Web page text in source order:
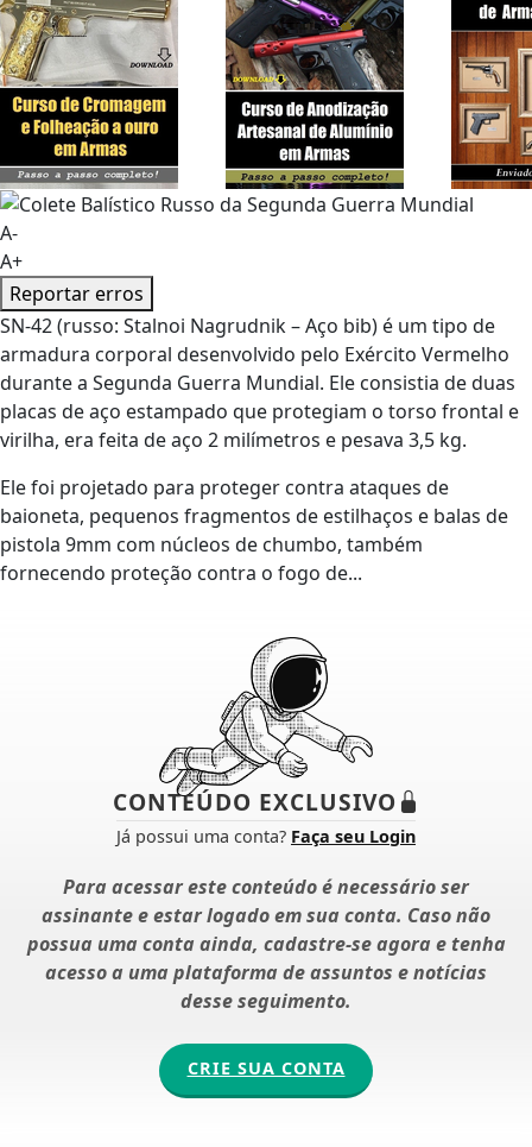
A-
A+
Reportar erros
SN-42 (russo: Stalnoi Nagrudnik – Aço bib) é um tipo de
armadura corporal desenvolvido pelo Exército Vermelho
durante a Segunda Guerra Mundial. Ele consistia de duas
placas de aço estampado que protegiam o torso frontal e
virilha, era feita de aço 2 milímetros e pesava 3,5 kg.
Ele foi projetado para proteger contra ataques de
baioneta, pequenos fragmentos de estilhaços e balas de
pistola 9mm com núcleos de chumbo, também
fornecendo proteção contra o fogo de...
CONTEÚDO EXCLUSIVO
Já possui uma conta? Faça seu Login
Para acessar este conteúdo é necessário ser
assinante e estar logado em sua conta. Caso não
possua uma conta ainda, cadastre-se agora e tenha
acesso a uma plataforma de assuntos e notícias
desse seguimento.
CRIE SUA CONTA